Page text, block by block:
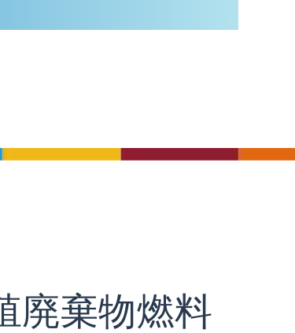
廃棄物燃料